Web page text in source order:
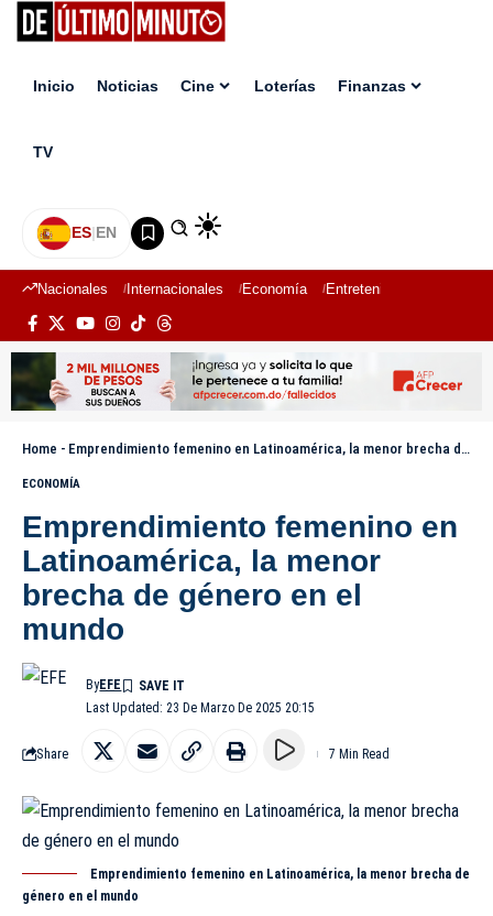
Inicio Noticias Cine Loterías Finanzas
TV
ES|EN
Nacionales Internacionales Economía Entretenimiento
Home - Emprendimiento femenino en Latinoamérica, la menor brecha de género en el mundo
ECONOMÍA
Emprendimiento femenino en
Latinoamérica, la menor
brecha de género en el
mundo
Last Updated: 23 De Marzo De 2025 20:15
ByEFE
Share 7 Min Read
Emprendimiento femenino en Latinoamérica, la menor brecha de
género en el mundo